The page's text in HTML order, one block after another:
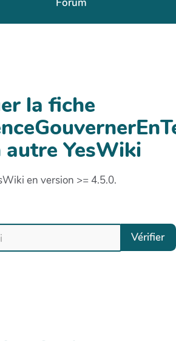
la fiche
autre YesWiki
en version >= 4.5.0.
Vérifier